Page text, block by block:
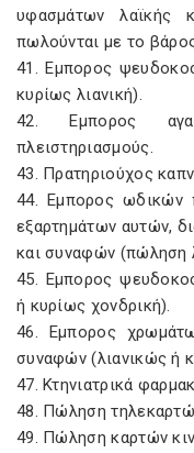
υφασμάτων λαϊκής
πωλούνται με το
41. Εμπορος
κυρίως λιανική).
42. Εμπορος
πλειστηριασμούς.
43. Πρατηριούχος
44. Εμπορος ωδικών
εξαρτημάτων αυτών,
και συναφών (πώληση
45. Εμπορος
ή κυρίως χονδρική).
46. Εμπορος
συναφών (λιανικώς ή
47. Κτηνιατρικά
48. Πώληση
49. Πώληση καρτών